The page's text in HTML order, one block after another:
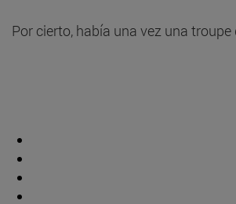
Por cierto, había una vez una troupe